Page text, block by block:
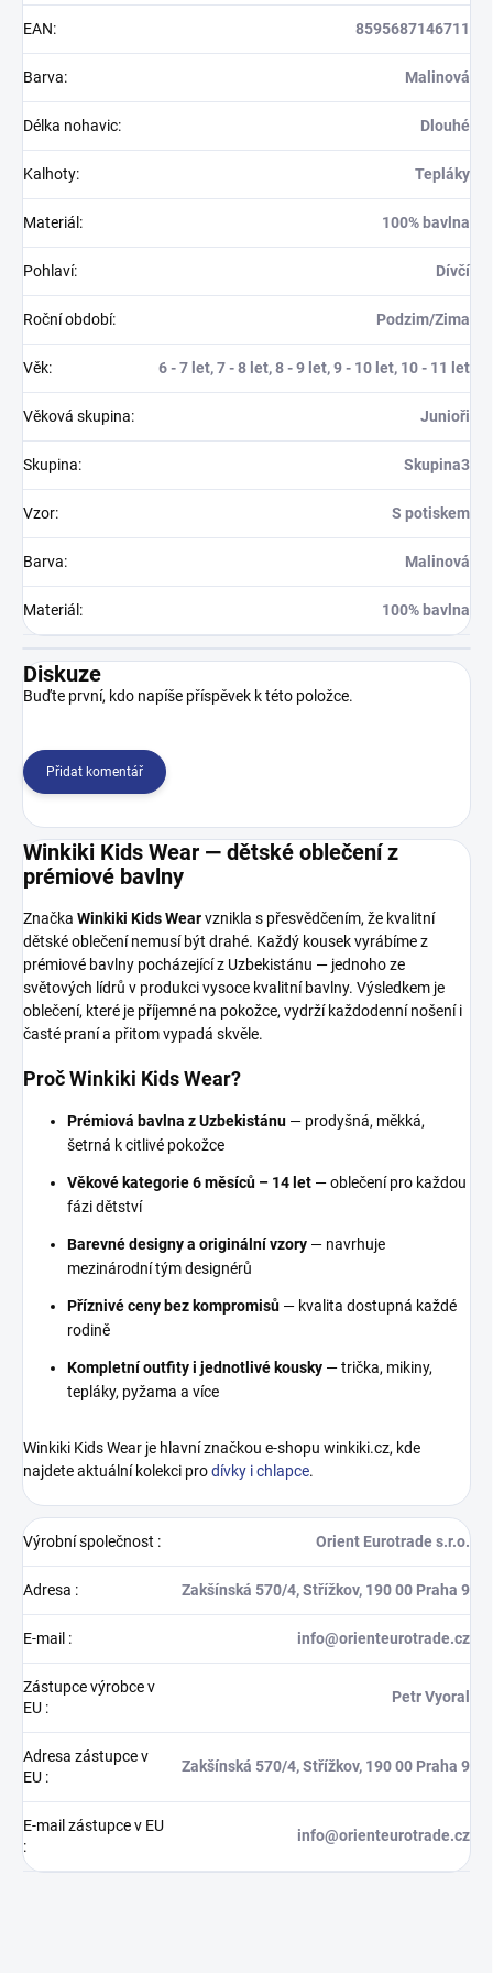
EAN: 8595687146711
Barva: Malinová
Délka nohavic: Dlouhé
Kalhoty: Tepláky
Materiál : 100% bavlna
Pohlaví: Dívčí
Roční období: Podzim/Zima
Věk: 6 - 7 let, 7 - 8 let, 8 - 9 let, 9 - 10 let, 10 - 11 let
Věková skupina: Junioři
Skupina: Skupina3
Vzor: S potiskem
Barva: Malinová
Materiál : 100% bavlna
Diskuze
Buďte první, kdo napíše příspěvek k této položce.
Přidat komentář
Winkiki Kids Wear — dětské oblečení z
prémiové bavlny
Značka Winkiki Kids Wearvznikla s přesvědčením, že kvalitní
dětské oblečení nemusí být drahé. Každý kousek vyrábíme z
prémiové bavlny pocházející z Uzbekistánu — jednoho ze
světových lídrů v produkci vysoce kvalitní bavlny. Výsledkem je
oblečení, které je příjemné na pokožce, vydrží každodenní nošení i
časté praní a přitom vypadá skvěle.
Proč Winkiki Kids Wear?
Prémiová bavlna z Uzbekistánu — prodyšná, měkká,
šetrná k citlivé pokožce
Věkové kategorie 6 měsíců – 14 let — oblečení pro každou
fázi dětství
Barevné designy a originální vzory — navrhuje
mezinárodní tým designérů
Příznivé ceny bez kompromisů — kvalita dostupná každé
rodině
Kompletní outfity i jednotlivé kousky — trička, mikiny,
tepláky, pyžama a více
Winkiki Kids Wear je hlavní značkou e-shopu winkiki.cz, kde
najdete aktuální kolekci prodívky i chlapce.
Výrobní společnost : Orient Eurotrade s.r.o.
Adresa : Zakšínská 570/4, Střížkov, 190 00 Praha 9
E-mail : info@orienteurotrade.cz
Zástupce výrobce v
EU :
Petr Vyoral
Adresa zástupce v
EU :
Zakšínská 570/4, Střížkov, 190 00 Praha 9
E-mail zástupce v EU
:
info@orienteurotrade.cz